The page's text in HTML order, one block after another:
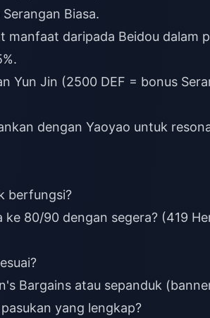
Biasa.
manfaat daripada Beidou dalam
Yun Jin (2500 DEF = bonus
dengan Yaoyao untuk
berfungsi?
80/90 dengan segera? (419
Bargains atau sepanduk
yang lengkap?